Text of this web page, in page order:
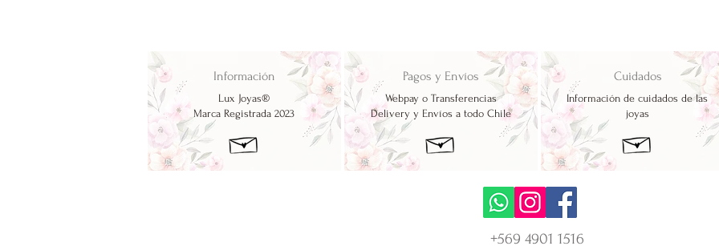
Información
Lux Joyas®
Marca Registrada 2023
Pagos y Envíos
Webpay o Transferencias
Delivery y Envíos a todo Chile
Cuidados
Información de cuidados de las
joyas
+569 4901 1516